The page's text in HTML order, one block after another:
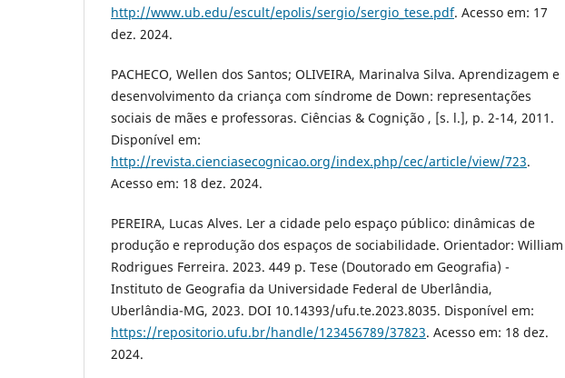
http://www.ub.edu/escult/epolis/sergio/sergio_tese.pdf. Acesso em: 17
dez. 2024.
PACHECO, Wellen dos Santos; OLIVEIRA, Marinalva Silva. Aprendizagem e
desenvolvimento da criança com síndrome de Down: representações
sociais de mães e professoras. Ciências & Cognição , [s. l.], p. 2-14, 2011.
Disponível em:
http://revista.cienciasecognicao.org/index.php/cec/article/view/723.
Acesso em: 18 dez. 2024.
PEREIRA, Lucas Alves. Ler a cidade pelo espaço público: dinâmicas de
produção e reprodução dos espaços de sociabilidade. Orientador: William
Rodrigues Ferreira. 2023. 449 p. Tese (Doutorado em Geografia) -
Instituto de Geografia da Universidade Federal de Uberlândia,
Uberlândia-MG, 2023. DOI 10.14393/ufu.te.2023.8035. Disponível em:
https://repositorio.ufu.br/handle/123456789/37823. Acesso em: 18 dez.
2024.